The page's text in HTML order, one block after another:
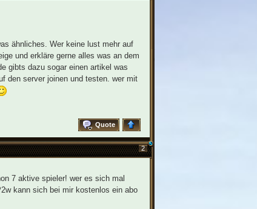
ähnliches. Wer keine lust mehr auf
und erkläre gerne alles was an dem
gibts dazu sogar einen artikel was
den server joinen und testen. wer mit
Quote
2
7 aktive spieler! wer es sich mal
kann sich bei mir kostenlos ein abo